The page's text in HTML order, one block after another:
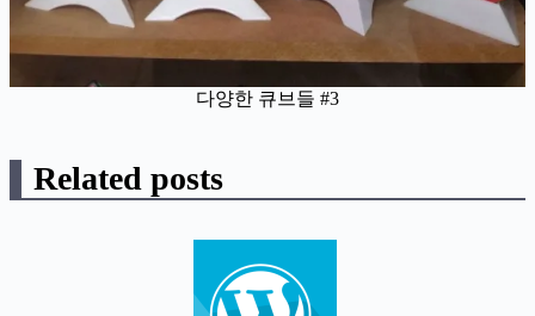
다양한 큐브들 #3
Related posts